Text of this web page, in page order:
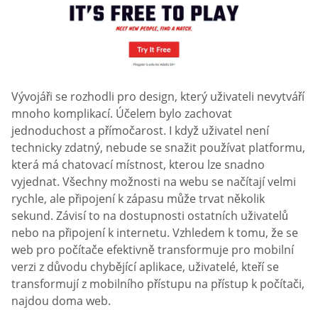
Vývojáři se rozhodli pro design, který uživateli nevytváří
mnoho komplikací. Účelem bylo zachovat
jednoduchost a přímočarost. I když uživatel není
technicky zdatný, nebude se snažit používat platformu,
která má chatovací místnost, kterou lze snadno
vyjednat. Všechny možnosti na webu se načítají velmi
rychle, ale připojení k zápasu může trvat několik
sekund. Závisí to na dostupnosti ostatních uživatelů
nebo na připojení k internetu. Vzhledem k tomu, že se
web pro počítače efektivně transformuje pro mobilní
verzi z důvodu chybějící aplikace, uživatelé, kteří se
transformují z mobilního přístupu na přístup k počítači,
najdou doma web.